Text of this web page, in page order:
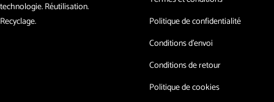
technologie. Réutilisation.
Recyclage.
Politique de confidentialité
Conditions d'envoi
Conditions de retour
Politique de cookies